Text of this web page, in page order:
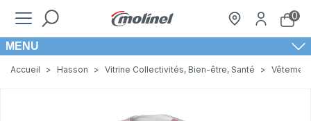
0
MENU
Accueil > Hasson > Vitrine Collectivités, Bien-être, Santé >